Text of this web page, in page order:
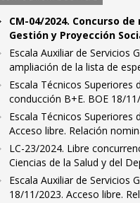
CM-04/2024. Concurso
Gestión y Proyección
Escala Auxiliar de Servicios
ampliación de la lista de
Escala Técnicos
conducción B+E. BOE 18/
Escala Técnicos Superiores
Acceso libre. Relación
LC-23/2024. Libre
Ciencias de la Salud y del
Escala Auxiliar de Servicios
18/11/2023. Acceso libre.